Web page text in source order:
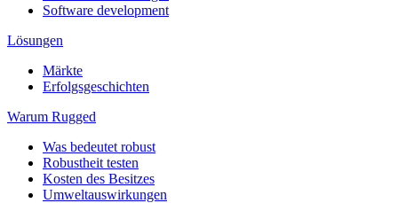
Software development
Lösungen
Märkte
Erfolgsgeschichten
Warum Rugged
Was bedeutet robust
Robustheit testen
Kosten des Besitzes
Umweltauswirkungen